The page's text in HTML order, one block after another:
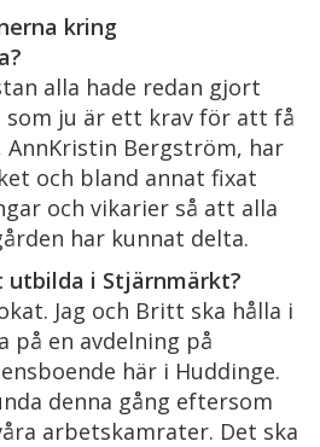
kring
alla hade redan gjort
som ju är ett krav för att få
AnnKristin Bergström, har
och bland annat fixat
och vikarier så att alla
har kunnat delta.
i Stjärnmärkt?
Jag och Britt ska hålla i
en avdelning på
här i Huddinge.
denna gång eftersom
arbetskamrater. Det ska